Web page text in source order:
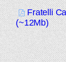
Fratelli
(~12Mb)